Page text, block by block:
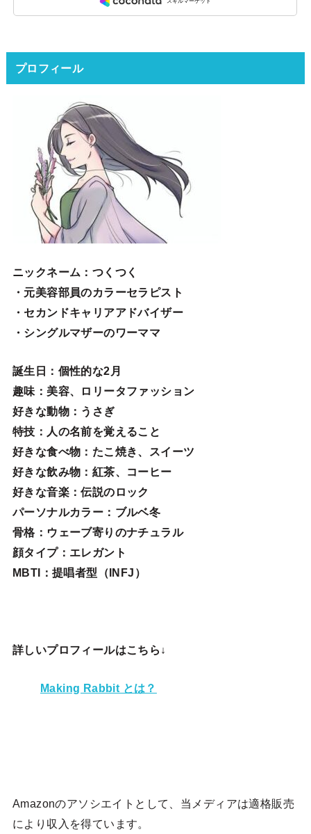
プロフィール
ニックネーム ：つくつく
・元美容部員のカラーセラピスト
・セカンドキャリアアドバイザー
・シングルマザーのワーママ
誕生日 ：個性的な2月
趣味 ：美容、ロリータファッション
好きな動物：うさぎ
特技 ：人の名前を覚えること
好きな食べ物 ：たこ焼き、スイーツ
好きな飲み物：紅茶、コーヒー
好きな音楽：伝説のロック
パーソナルカラー：ブルベ冬
骨格：ウェーブ寄りのナチュラル
顔タイプ：エレガン ト
MBTI：提唱者型（INFJ）
詳しいプロフィールはこちら↓
Making Rabbit とは？
Amazonのアソシエイトとして、当メディアは適格販売
により収入を得ています。